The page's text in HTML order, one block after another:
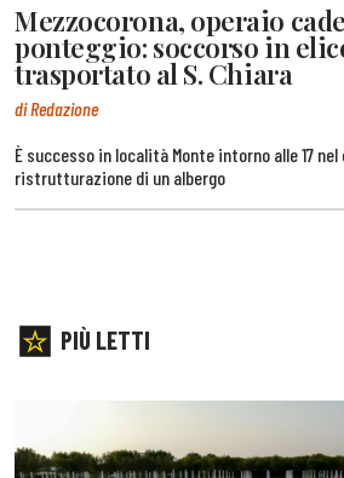
Mezzocorona, operaio
ponteggio: soccorso in
trasportato al S. Chiara
di Redazione
È successo in località Monte intorno alle 17
ristrutturazione di un albergo
PIÙ LETTI